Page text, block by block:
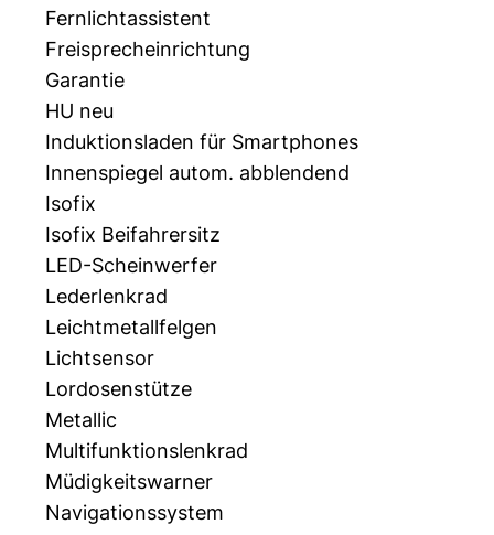
Fernlichtassistent
Freisprecheinrichtung
Garantie
HU neu
Induktionsladen für Smartphones
Innenspiegel autom. abblendend
Isofix
Isofix Beifahrersitz
LED-Scheinwerfer
Lederlenkrad
Leichtmetallfelgen
Lichtsensor
Lordosenstütze
Metallic
Multifunktionslenkrad
Müdigkeitswarner
Navigationssystem